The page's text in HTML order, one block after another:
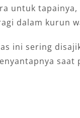
untuk
dalam kurun
ini sering
saat